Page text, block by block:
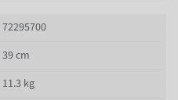
72295700
39 cm
11.3 kg